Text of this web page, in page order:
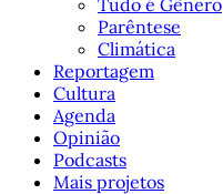
Parêntese
Climática
Reportagem
Cultura
Agenda
Opinião
Podcasts
Mais projetos